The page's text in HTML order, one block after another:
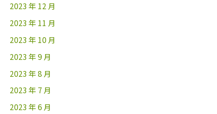
2023 年 12 月
2023 年 11 月
2023 年 10 月
2023 年 9 月
2023 年 8 月
2023 年 7 月
2023 年 6 月